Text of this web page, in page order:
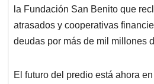
la Fundación San Benito que
atrasados y cooperativas
deudas por más de mil millones
El futuro del predio está ahora